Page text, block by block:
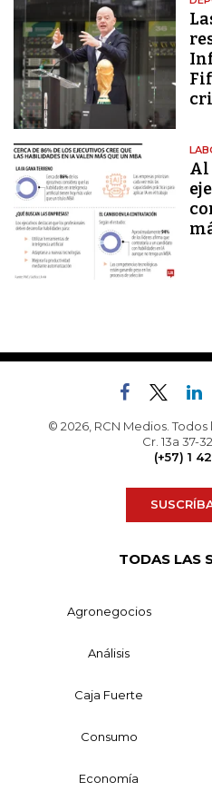
Al
© 2026, RCN Medios.
Cr. 13a 37-
(+57) 1
TODAS LAS
Agronegocios
Análisis
Caja Fuerte
Consumo
Economía